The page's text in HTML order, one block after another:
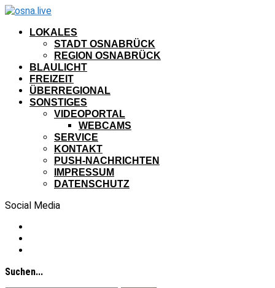
LOKALES
STADT OSNABRÜCK
REGION OSNABRÜCK
BLAULICHT
FREIZEIT
ÜBERREGIONAL
SONSTIGES
VIDEOPORTAL
WEBCAMS
SERVICE
KONTAKT
PUSH-NACHRICHTEN
IMPRESSUM
DATENSCHUTZ
Social Media
Suchen...